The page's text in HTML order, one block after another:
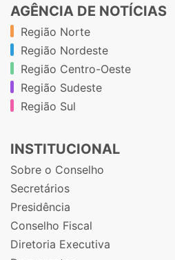
AGÊNCIA DE NOTÍCIAS
Região Norte
Região Nordeste
Região Centro-Oeste
Região Sudeste
Região Sul
INSTITUCIONAL
Sobre o Conselho
Secretários
Presidência
Conselho Fiscal
Diretoria Executiva